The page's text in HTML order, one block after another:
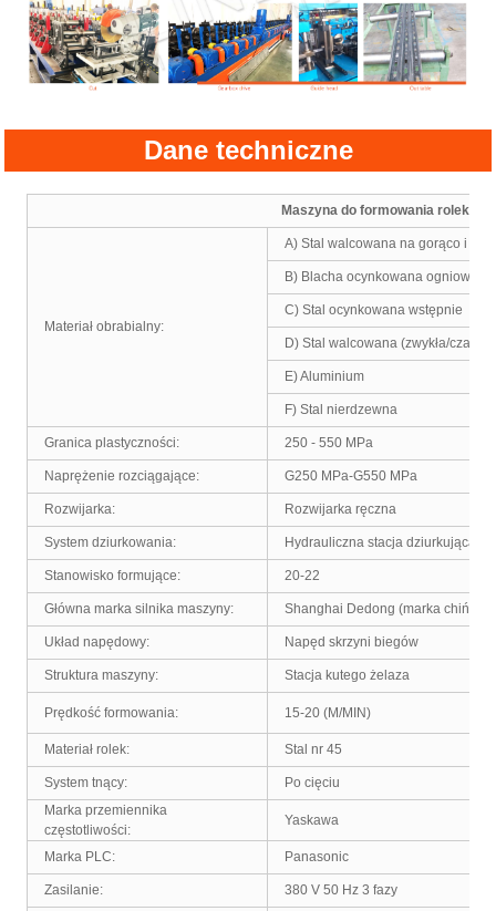
Dane techniczne
Maszyna do formowania rolek
Materiał obrabialny:
A) Stal walcowana na gorąco i na
B) Blacha ocynkowana ogniowo
C) Stal ocynkowana wstępnie
D) Stal walcowana (zwykła/czarna)
E) Aluminium
F) Stal nierdzewna
Granica plastyczności: 250 - 550 MPa
Naprężenie rozciągające: G250 MPa-G550 MPa
Rozwijarka: Rozwijarka ręczna
System dziurkowania: Hydrauliczna stacja dziurkująca
Stanowisko formujące: 20-22
Główna marka silnika maszyny: Shanghai Dedong (marka
Układ napędowy: Napęd skrzyni biegów
Struktura maszyny: Stacja kutego żelaza
Prędkość formowania: 15-20 (M/MIN)
Materiał rolek: Stal nr 45
System tnący:
Po cięciu
Marka przemiennika
częstotliwości:
Yaskawa
Marka PLC: Panasonic
Zasilanie: 380 V 50 Hz 3 fazy